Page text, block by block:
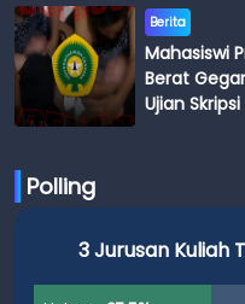
Berita
Mahasiswi
Berat
Ujian Skripsi
Polling
3 Jurusan Kuliah